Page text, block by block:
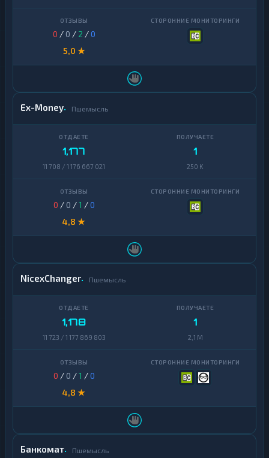
0 / 0 / 2 /0
5,0 ★
Ex-Money Пшемысль
1,177
11 708 / 1 176 667 021
1
250 K
0 / 0 /1 /0
4,8 ★
NicexChanger Пшемысль
1,178
11 723 / 1 177 869 803
1
2,1 M
0 / 0 /1 /0
4,8 ★
Банкомат Пшемысль